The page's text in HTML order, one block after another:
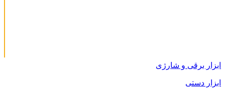
ابزار برقی و شارژی
ابزار دستی